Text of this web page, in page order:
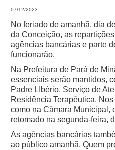
07/12/2023
No feriado de amanhã, dia
da Conceição, as
agências bancárias e parte
funcionarão.
Na Prefeitura de Pará de
essenciais serão mantidos,
Padre LIbério, Serviço de
Residência Terapêutica.
como na Câmara Municipal,
retomado na segunda-feira,
As agências bancárias
ao público amanhã. Quem